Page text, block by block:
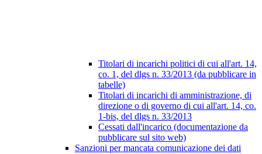
Titolari di incarichi politici di cui all'art. 14,
co. 1, del dlgs n. 33/2013 (da pubblicare in
tabelle)
Titolari di incarichi di amministrazione, di
direzione o di governo di cui all'art. 14, co.
1-bis, del dlgs n. 33/2013
Cessati dall'incarico (documentazione da
pubblicare sul sito web)
Sanzioni per mancata comunicazione dei dati